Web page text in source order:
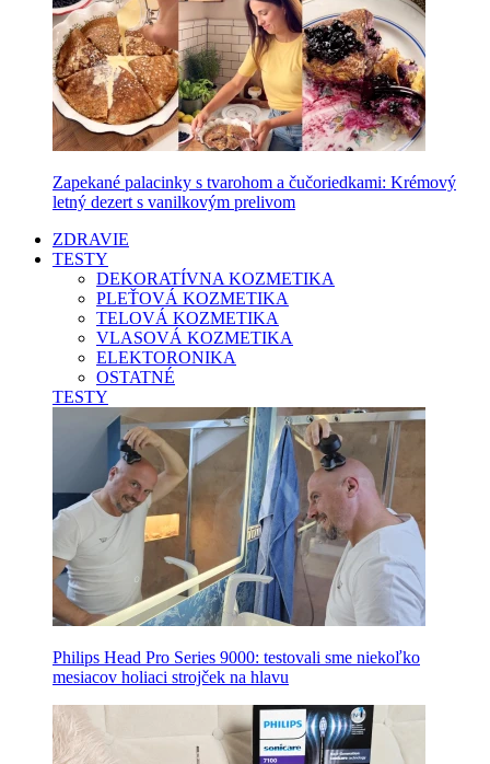
Zapekané palacinky s tvarohom a čučoriedkami: Krémový
letný dezert s vanilkovým prelivom
ZDRAVIE
TESTY
DEKORATÍVNA KOZMETIKA
PLEŤOVÁ KOZMETIKA
TELOVÁ KOZMETIKA
VLASOVÁ KOZMETIKA
ELEKTORONIKA
OSTATNÉ
TESTY
Philips Head Pro Series 9000: testovali sme niekoľko
mesiacov holiaci strojček na hlavu